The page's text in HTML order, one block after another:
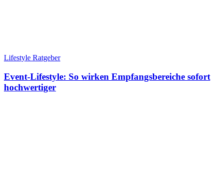
Lifestyle Ratgeber
Event-Lifestyle: So wirken Empfangsbereiche sofort
hochwertiger